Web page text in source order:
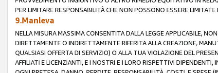
PER LIMITARE RESPONSABILITÀ CHE NON POSSONO ESSERE LIMITATE
9.Manleva
NELLA MISURA MASSIMA CONSENTITA DALLA LEGGE APPLICABILE,
DIRETTAMENTE O INDIRETTAMENTE RIFERITA ALLA CREAZIONE,
QUALSIASI OFFERTA DI SERVIZIO) O ALLA TUA VIOLAZIONE DEL
AFFILIATI E LICENZIANTI, E I NOSTRI E I LORO RISPETTIVI